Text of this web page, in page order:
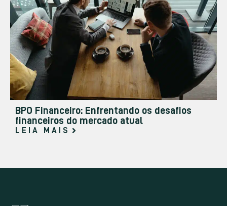
BPO Financeiro: Enfrentando os desafios
financeiros do mercado atual
LEIA MAIS